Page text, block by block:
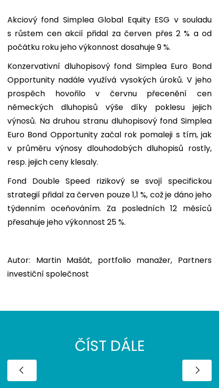
Akciový fond Simplea Global Equity ESG v souladu
s růstem cen akcií přidal za červen přes 2 % a od
počátku roku jeho výkonnost dosahuje 9 %.
Konzervativní dluhopisový fond Simplea Euro Bond
Opportunity nadále využívá vysokých úroků. V jeho
prospěch hovořilo v červnu přecenění cen
německých dluhopisů výše díky poklesu jejich
výnosů. Na druhou stranu dluhopisový fond Simplea
Euro Bond Opportunity začal rok pomaleji s tím, jak
v průměru výnosy dlouhodobých dluhopisů rostly,
resp. jejich ceny klesaly.
Fond Double Speed rizikový se svojí specifickou
strategií přidal za červen pouze 1,1 %, což je dáno jeho
týdenním oceňováním. Za posledních 12 měsíců
přesahuje jeho výkonnost 25 %.
Autor: Martin Mašát, portfolio manažer, Partners
investiční společnost
ČÍST DÁLE